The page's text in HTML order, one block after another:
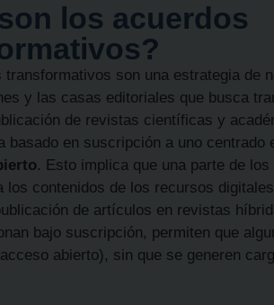
los acuerdos
transformativos son una estrategia de
y las casas editoriales que busca
de revistas científicas y
basado en suscripción a uno centrado
. Esto implica que una parte de
los contenidos de los recursos
de artículos en revistas
bajo suscripción, permiten que
abierto), sin que se generen